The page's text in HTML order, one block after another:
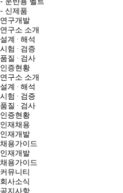
- 신제품
연구개발
연구소 소개
설계 · 해석
시험 · 검증
품질 · 검사
인증현황
연구소 소개
설계 · 해석
시험 · 검증
품질 · 검사
인증현황
인재채용
인재개발
채용가이드
인재개발
채용가이드
커뮤니티
회사소식
공지사항